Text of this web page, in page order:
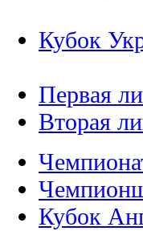
Кубок
Первая
Вторая
Кубок